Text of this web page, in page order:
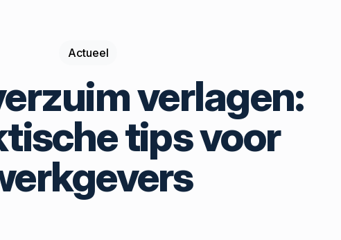
Actueel
verlagen:
tips voor